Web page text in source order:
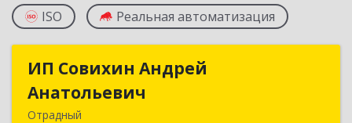
ISO Реальная автоматизация
ИП Совихин Андрей
Анатольевич
Отрадный
ИП Совихин Андрей